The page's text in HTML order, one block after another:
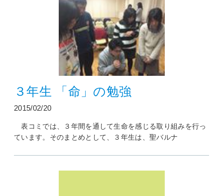
３年生 「命」の勉強
2015/02/20
表コミでは、３年間を通して生命を感じる取り組みを行っ
ています。そのまとめとして、３年生は、聖バルナ